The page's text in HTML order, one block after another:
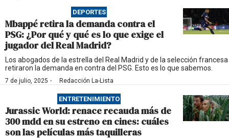
DEPORTES
Mbappé retira la demanda contra el
PSG: ¿Por qué y qué es lo que exige el
jugador del Real Madrid?
Los abogados de la estrella del Real Madrid y de la selección francesa
retiraron la demanda en contra del PSG. Esto es lo que sabemos.
7 de julio, 2025 · Redacción La-Lista
ENTRETENIMIENTO
Jurassic World: renace recauda más de
300 mdd en su estreno en cines: cuáles
son las películas más taquilleras